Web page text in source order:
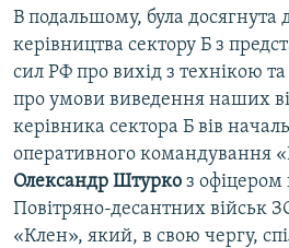
В подальшому, була досягнута
керівництва сектору Б з
сил РФ про вихід з технікою
про умови виведення наших
керівника сектора Б вів
оперативного командування
Олександр Штурко з офіцером
Повітряно-десантних військ
«Клен», який, в свою чергу,